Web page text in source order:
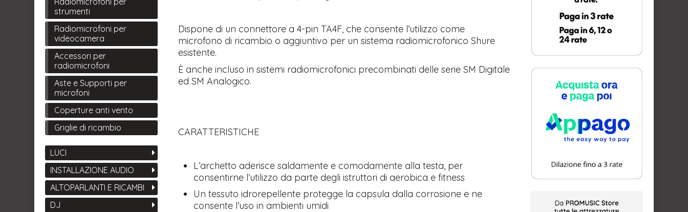
Dispone di un connettore a 4-pin TA4F, che consente l’utilizzo come
microfono di ricambio o aggiuntivo per un sistema radiomicrofonico Shure
esistente.
È anche incluso in sistemi radiomicrofonici precombinati delle serie SM Digitale
ed SM Analogico.
CARATTERISTICHE
L’archetto aderisce saldamente e comodamente alla testa, per
consentirne l’utilizzo da parte degli istruttori di aerobica e fitness
Un tessuto idrorepellente protegge la capsula dalla corrosione e ne
consente l’uso in ambienti umidi
strumenti
Radiomicrofoni per
videocamera
Accessori per
radiomicrofoni
Aste e Supporti per
microfoni
Coperture anti vento
Griglie di ricambio
LUCI
INSTALLAZIONE AUDIO
ALTOPARLANTI E RICAMBI
DJ